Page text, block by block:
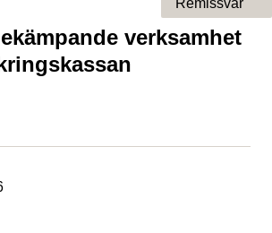
verksamhet
Remissvar